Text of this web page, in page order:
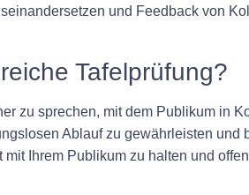
und Feedback von
Tafelprüfung?
zu sprechen, mit dem Publikum in
Ablauf zu gewährleisten und
Ihrem Publikum zu halten und